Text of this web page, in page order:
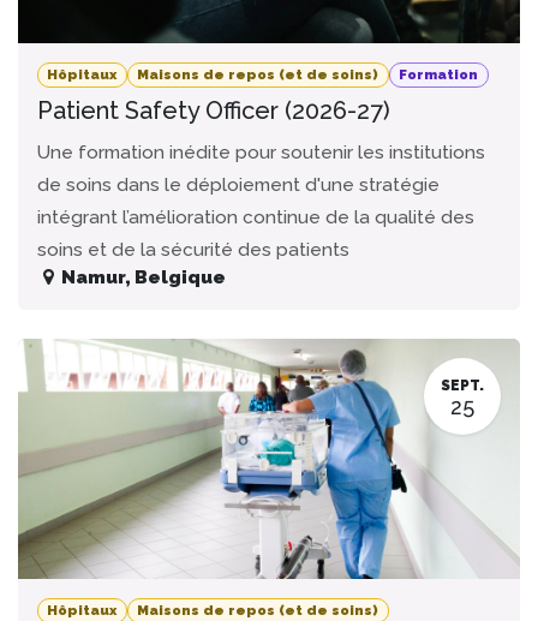
Hôpitaux Maisons de repos (et de soins) Formation
Patient Safety Officer (2026-27)
Une formation inédite pour soutenir les institutions
de soins dans le déploiement d'une stratégie
intégrant l’amélioration continue de la qualité des
soins et de la sécurité des patients
Namur, Belgique
SEPT.
25
Hôpitaux
Maisons de repos (et de soins)